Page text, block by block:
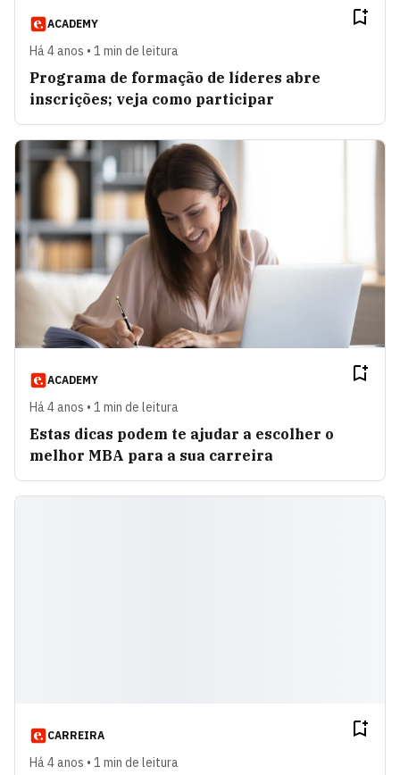
ACADEMY
Há 4 anos • 1 min de leitura
Programa de formação de líderes abre
inscrições; veja como participar
ACADEMY
Há 4 anos • 1 min de leitura
Estas dicas podem te ajudar a escolher o
melhor MBA para a sua carreira
CARREIRA
Há 4 anos • 1 min de leitura